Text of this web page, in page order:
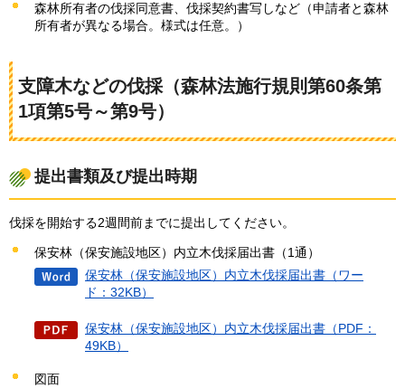
森林所有者の伐採同意書、伐採契約書写しなど（申請者と森林
所有者が異なる場合。様式は任意。）
支障木などの伐採（森林法施行規則第60条第
1項第5号～第9号）
提出書類及び提出時期
伐採を開始する2週間前までに提出してください。
保安林（保安施設地区）内立木伐採届出書（1通）
保安林（保安施設地区）内立木伐採届出書（ワー
ド：32KB）
保安林（保安施設地区）内立木伐採届出書（PDF：
49KB）
図面